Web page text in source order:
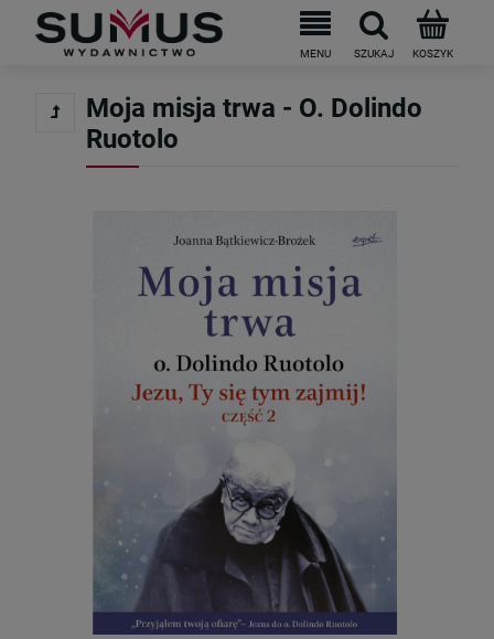
Do darmowej dostawy brakuje 199PLN
Moja misja trwa - O. Dolindo
Ruotolo